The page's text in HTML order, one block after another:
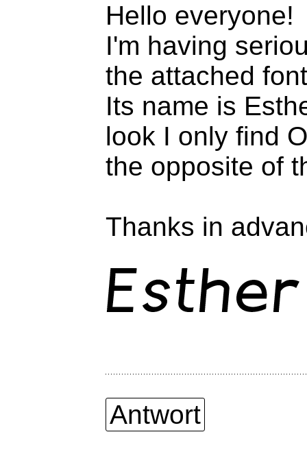
Hello everyone!
I'm having
the attached
Its name is
look I only find
the opposite of
Thanks in
Antwort